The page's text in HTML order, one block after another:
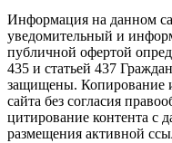
Информация на данном
уведомительный и
публичной офертой
435 и статьей 437
защищены. Копирование
сайта без согласия
цитирование контента с
размещения активной